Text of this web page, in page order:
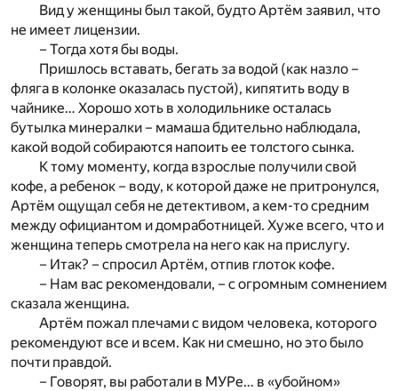
Вид у женщины был такой, будто Артём заявил, что
не имеет лицензии.
– Тогда хотя бы воды.
Пришлось вставать, бегать за водой (как назло –
фляга в колонке оказалась пустой), кипятить воду в
чайнике… Хорошо хоть в холодильнике осталась
бутылка минералки – мамаша бдительно наблюдала,
какой водой собираются напоить ее толстого сынка.
К тому моменту, когда взрослые получили свой
кофе, а ребенок – воду, к которой даже не притронулся,
Артём ощущал себя не детективом, а кем-то средним
между официантом и домработницей. Хуже всего, что и
женщина теперь смотрела на него как на прислугу.
– Итак? – спросил Артём, отпив глоток кофе.
– Нам вас рекомендовали, – с огромным сомнением
сказала женщина.
Артём пожал плечами с видом человека, которого
рекомендуют все и всем. Как ни смешно, но это было
почти правдой.
– Говорят, вы работали в МУРе… в «убойном»